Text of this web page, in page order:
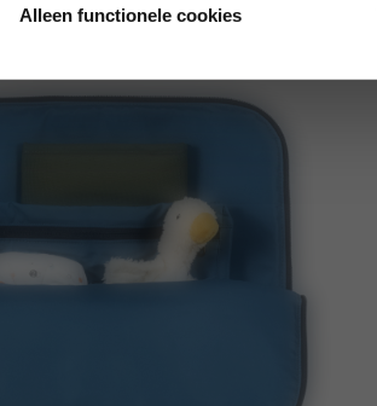
Alleen functionele cookies